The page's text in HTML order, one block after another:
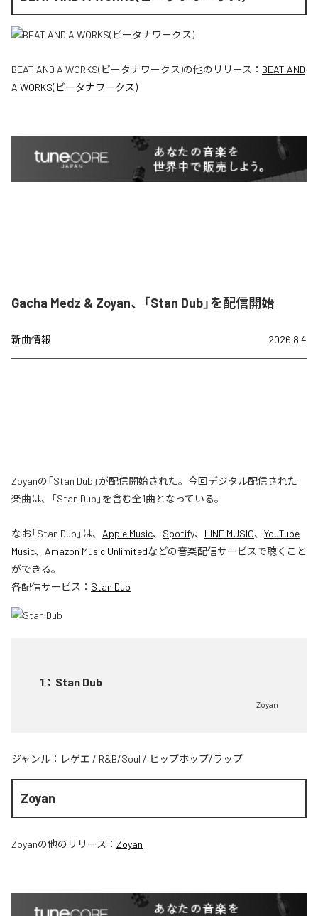
BEAT AND A WORKS(ビータナワークス)の他のリリース： BEAT AND
A WORKS(ビータナワークス)
Gacha Medz & Zoyan、「Stan Dub」を配信開始
新曲情報 2026.8.4
Zoyanの「Stan Dub」が配信開始された。今回デジタル配信された
楽曲は、「Stan Dub」を含む全1曲となっている。
なお「Stan Dub 」は、 Apple Music、 Spotify、 LINE MUSIC、 YouTube
Music、 Amazon Music Unlimitedなどの音楽配信サービスで聴くこと
ができる。
各配信サービス： Stan Dub
1 ： Stan Dub
Zoyan
ジャンル： レゲエ / R&B/Soul / ヒップホップ/ラップ
Zoyan
Zoyanの他のリリース： Zoyan